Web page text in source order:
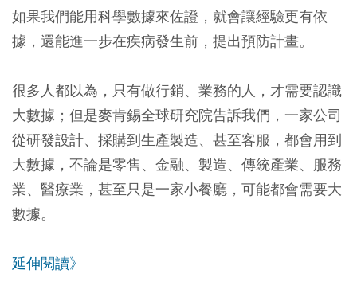
如果我們能用科學數據來佐證，就會讓經驗更有依
據，還能進一步在疾病發生前，提出預防計畫。
很多人都以為，只有做行銷、業務的人，才需要認識
大數據；但是麥肯錫全球研究院告訴我們，一家公司
從研發設計、採購到生產製造、甚至客服，都會用到
大數據，不論是零售、金融、製造、傳統產業、服務
業、醫療業，甚至只是一家小餐廳，可能都會需要大
數據。
延伸閱讀》